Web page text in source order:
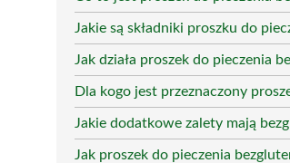
Jakie są składniki proszku do
Jak działa proszek do pieczenia
Dla kogo jest przeznaczony
Jakie dodatkowe zalety mają
Jak proszek do pieczenia